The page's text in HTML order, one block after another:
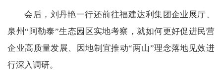
会后，刘丹艳一行还前往福建达利集团企业展厅、
泉州“阿勒泰”生态园区实地考察，就如何更好促进民营
企业高质量发展、因地制宜推动“两山”理念落地见效进
行深入调研。